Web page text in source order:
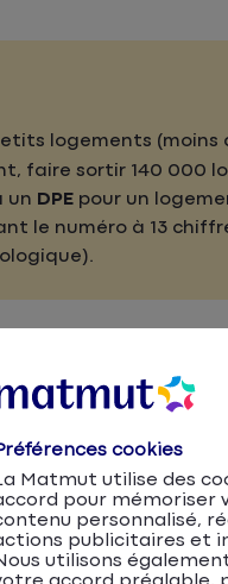
logements (moins
faire sortir 140 000
un DPE pour un
le numéro à 13
?
cookies
Matmut utilise des
pour mémoriser
personnalisé,
publicitaires et
utilisons